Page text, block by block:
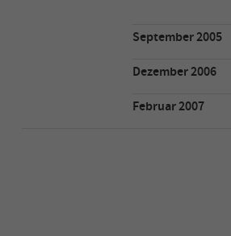
September 2005
Dezember 2006
Februar 2007